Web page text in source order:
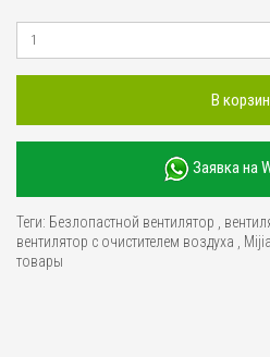
В
Заявка на
Теги: Безлопастной вентилятор
вентилятор с очистителем воздуха
Mijia
товары